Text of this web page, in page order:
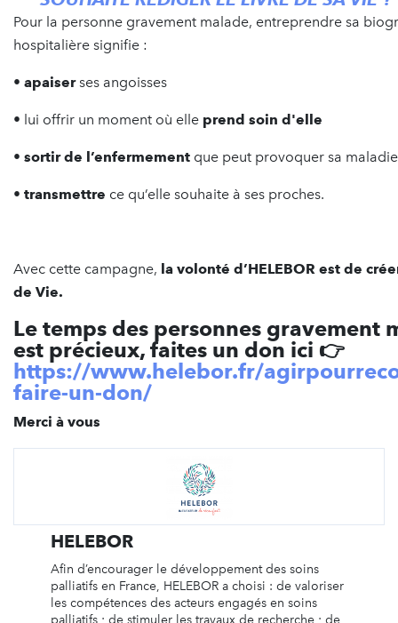
Pour la personne gravement malade, entreprendre sa
hospitalière signifie :
• apaiserses angoisses
• lui offrir un moment où elle prend soin d'elle
• sortir de l’enfermement que peut provoquer sa maladie
• transmettre ce qu’elle souhaite à ses proches.
Avec cette campagne, la volonté d’HELEBOR est de
de Vie.
Le temps des personnes gravement
est précieux, faites un don ici 👉
https://www.helebor.fr/
faire-un-don/
Merci à vous
HELEBOR
Afin d’encourager le développement des soins
palliatifs en France, HELEBOR a choisi : de valoriser
les compétences des acteurs engagés en soins
palliatifs ; de stimuler les travaux de recherche ; de